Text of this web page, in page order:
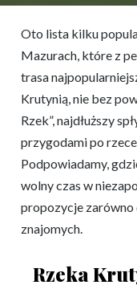
Oto lista kilku
Mazurach, które z
trasa
Krutynią, nie bez
Rzek”, najdłuższy
przygodami po
Podpowiadamy,
wolny czas w
propozycje zarówno
znajomych.
Rzeka